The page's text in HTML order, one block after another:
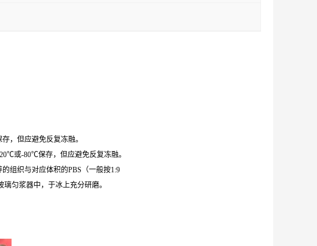
，但应避免反复冻融。
或-80℃保存，但应避免反复冻融。
组织与对应体积的PBS（一般按1:9
匀浆器中，于冰上充分研磨。